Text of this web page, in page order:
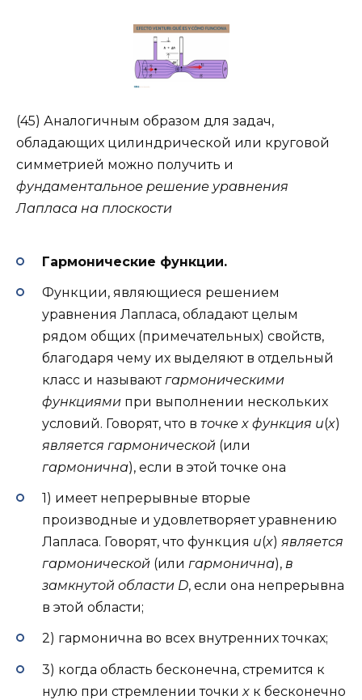
(45) Аналогичным образом для задач,
обладающих цилиндрической или круговой
симметрией можно получить и
фундаментальное решение уравнения
Лапласа на плоскости
Гармонические функции.
Функции, являющиеся решением
уравнения Лапласа, обладают целым
рядом общих (примечательных) свойств,
благодаря чему их выделяют в отдельный
класс и называютгармоническими
функциями при выполнении нескольких
условий. Говорят, что в точке x функция u(x)
является гармонической (или
гармонична), если в этой точке она
1) имеет непрерывные вторые
производные и удовлетворяет уравнению
Лапласа. Говорят, что функция u(x) является
гармонической (или гармонична), в
замкнутой области D, если она непрерывна
в этой области;
2) гармонична во всех внутренних точках;
3) когда область бесконечна, стремится к
нулю при стремлении точки x к бесконечно